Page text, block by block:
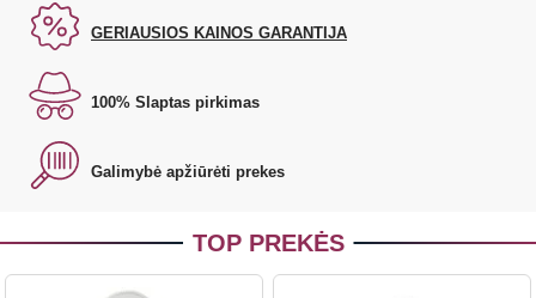
GERIAUSIOS KAINOS GARANTIJA
100% Slaptas pirkimas
Galimybė apžiūrėti prekes
TOP PREKĖS